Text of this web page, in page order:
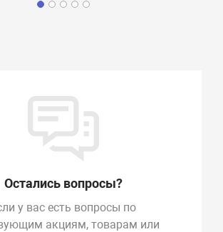
Остались вопросы?
у вас есть вопросы по
акциям, товарам или